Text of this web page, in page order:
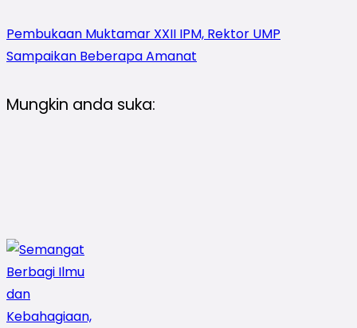
Pembukaan Muktamar XXII IPM, Rektor UMP
Sampaikan Beberapa Amanat
Mungkin anda suka: